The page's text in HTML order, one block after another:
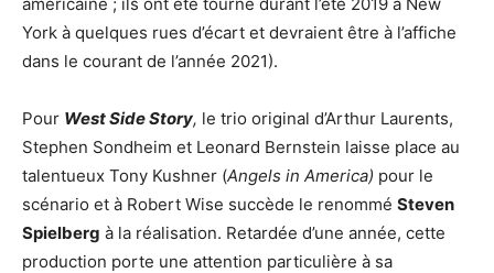
York à quelques rues d’écart et devraient être à l’affiche
dans le courant de l’année 2021).
Pour West Side Story, le trio original d’Arthur Laurents,
Stephen Sondheim et Leonard Bernstein laisse place au
talentueux Tony Kushner (Angels in America) pour le
scénario et à Robert Wise succède le renommé Steven
Spielberg à la réalisation. Retardée d’une année, cette
production porte une attention particulière à sa